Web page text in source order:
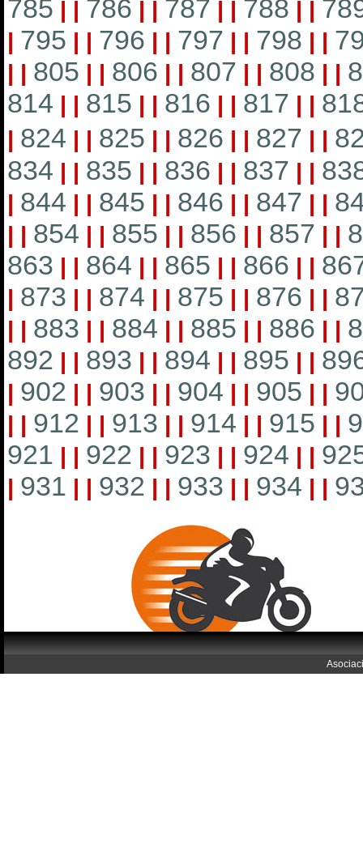
785 | | 786 | | 787 | | 788 | |
| 795 | | 796 | | 797 | | 798 | |
| | 805 | | 806 | | 807 | | 808 | |
814 | | 815 | | 816 | | 817 | |
| 824 | | 825 | | 826 | | 827 | |
834 | | 835 | | 836 | | 837 | |
| 844 | | 845 | | 846 | | 847 | |
| | 854 | | 855 | | 856 | | 857 | |
863 | | 864 | | 865 | | 866 | |
| 873 | | 874 | | 875 | | 876 | |
| | 883 | | 884 | | 885 | | 886 | |
892 | | 893 | | 894 | | 895 | |
| 902 | | 903 | | 904 | | 905 | |
| | 912 | | 913 | | 914 | | 915 | |
921 | | 922 | | 923 | | 924 | |
| 931 | | 932 | | 933 | | 934 | |